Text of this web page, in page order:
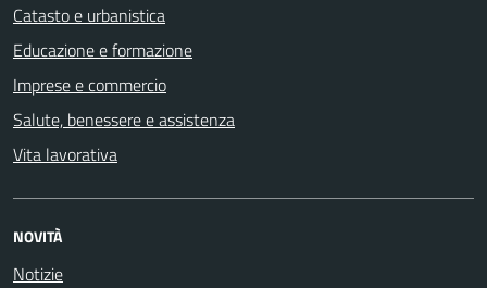
Catasto e urbanistica
Educazione e formazione
Imprese e commercio
Salute, benessere e assistenza
Vita lavorativa
NOVITÀ
Notizie